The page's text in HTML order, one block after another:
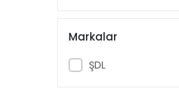
Markalar
ŞDL